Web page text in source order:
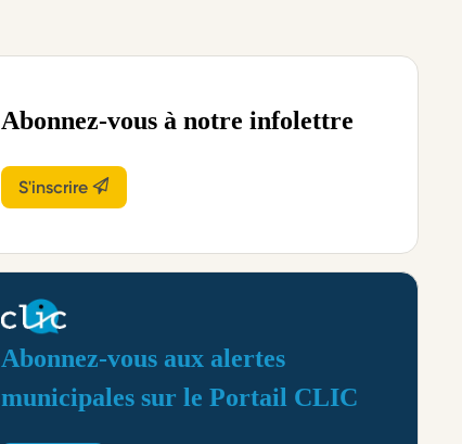
Abonnez-vous à notre infolettre
S'inscrire
Abonnez-vous aux alertes
municipales sur le Portail CLIC